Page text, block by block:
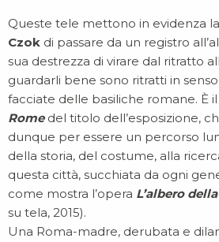
Queste tele mettono in evidenza
Czok di passare da un registro
sua destrezza di virare dal ritratto
guardarli bene sono ritratti in
facciate delle basiliche romane. È
Romedel titolo dell’esposizione,
dunque per essere un percorso
della storia, del costume, alla
questa città, succhiata da ogni
come mostra l’opera L’albero
su tela, 2015).
Una Roma-madre, derubata e